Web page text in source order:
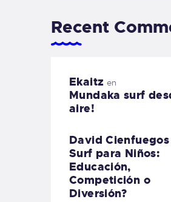
Recent
Ekaitz en
Mundaka surf
aire!
David Cienfuegos
Surf para Niños:
Educación,
Competición o
Diversión?